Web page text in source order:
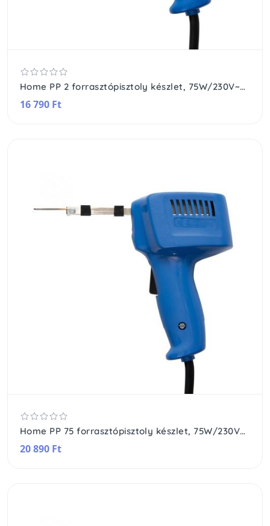
Home PP 2 forrasztópisztoly készlet, 75W/230V~/50Hz, beépített LED világítás, 1+5 db tartós, nikkelezett réz forrasztócsúcs
16 790 Ft
Home PP 75 forrasztópisztoly készlet, 75W/230V~/50Hz, beépített LED világítás, koffer további tartalma: 5+1 db forrasztócsúcs, 16 g forrasztógyanta, 10 g forrasztóón
20 890 Ft